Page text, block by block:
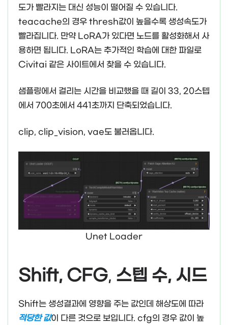
도가 빨라지는 대신 성능이 떨어질 수 있습니다.
teacache의 경우 thresh값이 높을수록 생성속도가
빨라집니다. 만약 LoRA가 있다면 노드를 활성화해서 사
용하면 됩니다. LoRA는 추가적인 학습에 대한 파일로
Civitai 같은 사이트에서 찾을 수 있습니다.
샘플링에서 걸리는 시간을 비교했을 때 길이 33, 20스텝
에서 700초에서 441초까지 단축되었습니다.
clip, clip_vision, vae도 불러옵니다.
Unet Loader
Shift, CFG, 스텝 수, 시드
Shift는 생성결과에 영향을 주는 값인데 해상도에 따라
적당한 값이 다른 것으로 보입니다. cfg의 경우 값이 높